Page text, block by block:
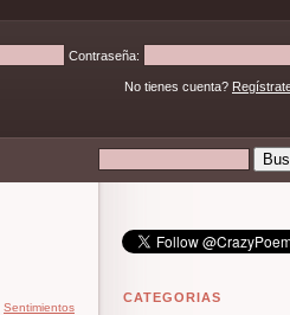
Contraseña:
No tienes cuenta?
Sentimientos
CATEGORIAS